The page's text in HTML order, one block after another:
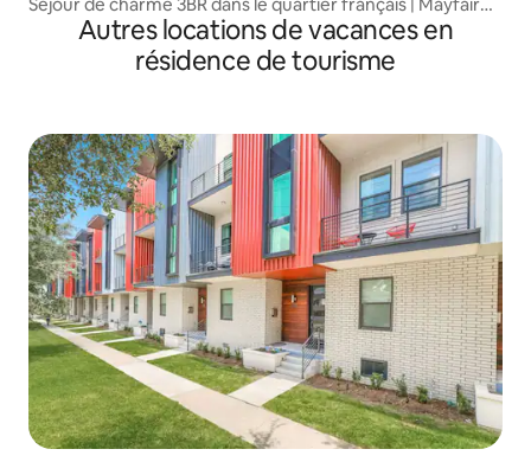
Autres locations de vacances en
résidence de tourisme